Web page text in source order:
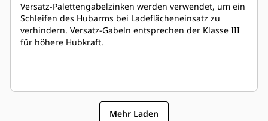
Versatz-Palettengabelzinken werden verwendet, um ein
Schleifen des Hubarms bei Ladeflächeneinsatz zu
verhindern. Versatz-Gabeln entsprechen der Klasse III
für höhere Hubkraft.
Mehr Laden